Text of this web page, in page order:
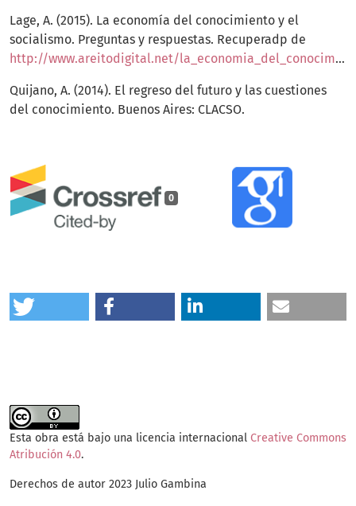
0
Lage, A. (2015). La economía del conocimiento y el
socialismo. Preguntas y respuestas. Recuperadp de
http://www.areitodigital.net/la_economia_del_conocimiento%20Lage.htm
Quijano, A. (2014). El regreso del futuro y las cuestiones
del conocimiento. Buenos Aires: CLACSO.
Esta obra está bajo una licencia internacional Creative Commons
Atribución 4.0.
Derechos de autor 2023 Julio Gambina